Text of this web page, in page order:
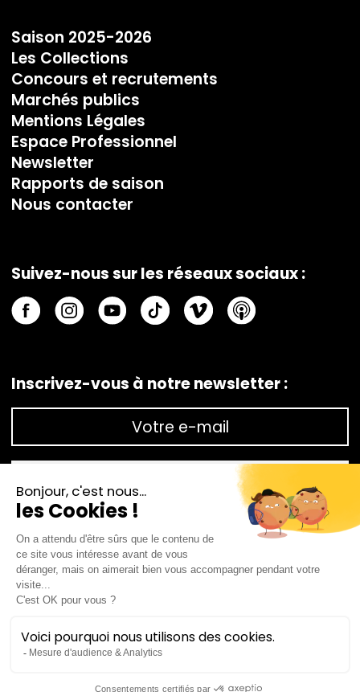
Saison 2025-2026
Les Collections
Concours et recrutements
Marchés publics
Mentions Légales
Espace Professionnel
Newsletter
Rapports de saison
Nous contacter
Suivez-nous sur les réseaux sociaux :
Inscrivez-vous à notre newsletter :